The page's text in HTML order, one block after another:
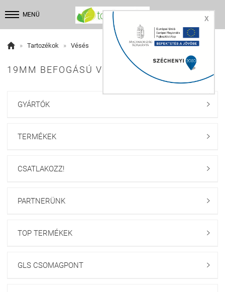
MENÜ  
 » Tartozékok » Vésés
19MM BEFOGÁSÚ VÉSŐSZÁR:
GYÁRTÓK 
TERMÉKEK 
CSATLAKOZZ! 
PARTNERÜNK 
TOP TERMÉKEK 
GLS CSOMAGPONT 
X